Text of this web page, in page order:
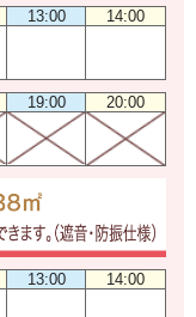
13:00 14:00
19:00 20:00
13:00 14:00